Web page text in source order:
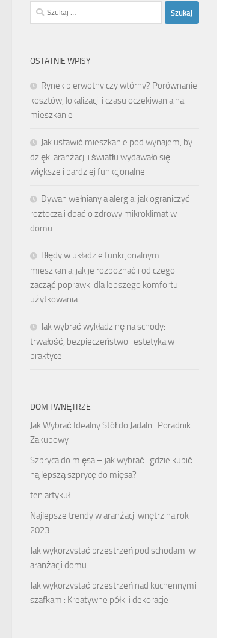
Szukaj:
OSTATNIE WPISY
Rynek pierwotny czy wtórny? Porównanie
kosztów, lokalizacji i czasu oczekiwania na
mieszkanie
Jak ustawić mieszkanie pod wynajem, by
dzięki aranżacji i światłu wydawało się
większe i bardziej funkcjonalne
Dywan wełniany a alergia: jak ograniczyć
roztocza i dbać o zdrowy mikroklimat w
domu
Błędy w układzie funkcjonalnym
mieszkania: jak je rozpoznać i od czego
zacząć poprawki dla lepszego komfortu
użytkowania
Jak wybrać wykładzinę na schody:
trwałość, bezpieczeństwo i estetyka w
praktyce
DOM I WNĘTRZE
Jak Wybrać Idealny Stół do Jadalni: Poradnik
Zakupowy
Szpryca do mięsa – jak wybrać i gdzie kupić
najlepszą szprycę do mięsa?
ten artykuł
Najlepsze trendy w aranżacji wnętrz na rok
2023
Jak wykorzystać przestrzeń pod schodami w
aranżacji domu
Jak wykorzystać przestrzeń nad kuchennymi
szafkami: Kreatywne półki i dekoracje